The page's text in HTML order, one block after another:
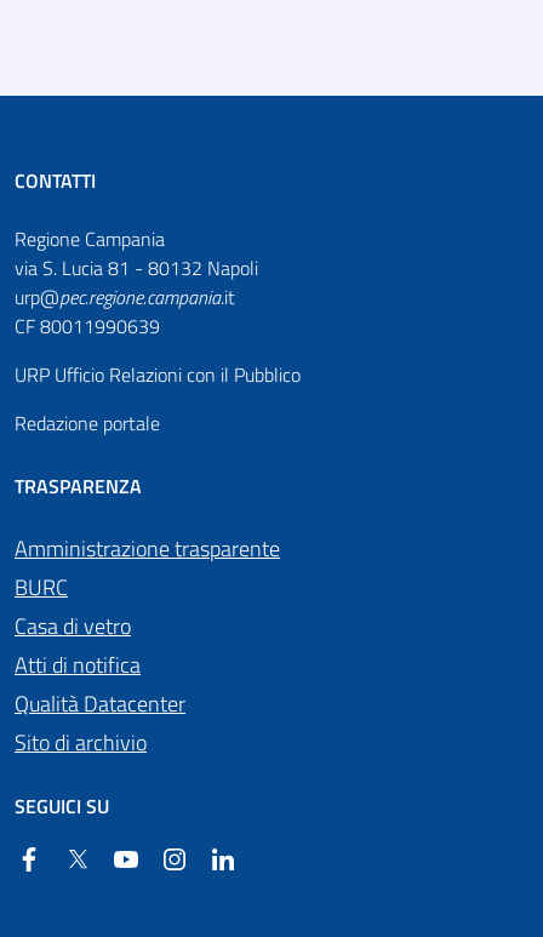
CONTATTI
Regione Campania
via S. Lucia 81 - 80132 Napoli
urp@pec.regione.campania.it
CF 80011990639
URP Ufficio Relazioni con il Pubblico
Redazione portale
TRASPARENZA
Amministrazione trasparente
BURC
Casa di vetro
Atti di notifica
Qualità Datacenter
Sito di archivio
SEGUICI SU
FacebookTwitter YouTube Instagram